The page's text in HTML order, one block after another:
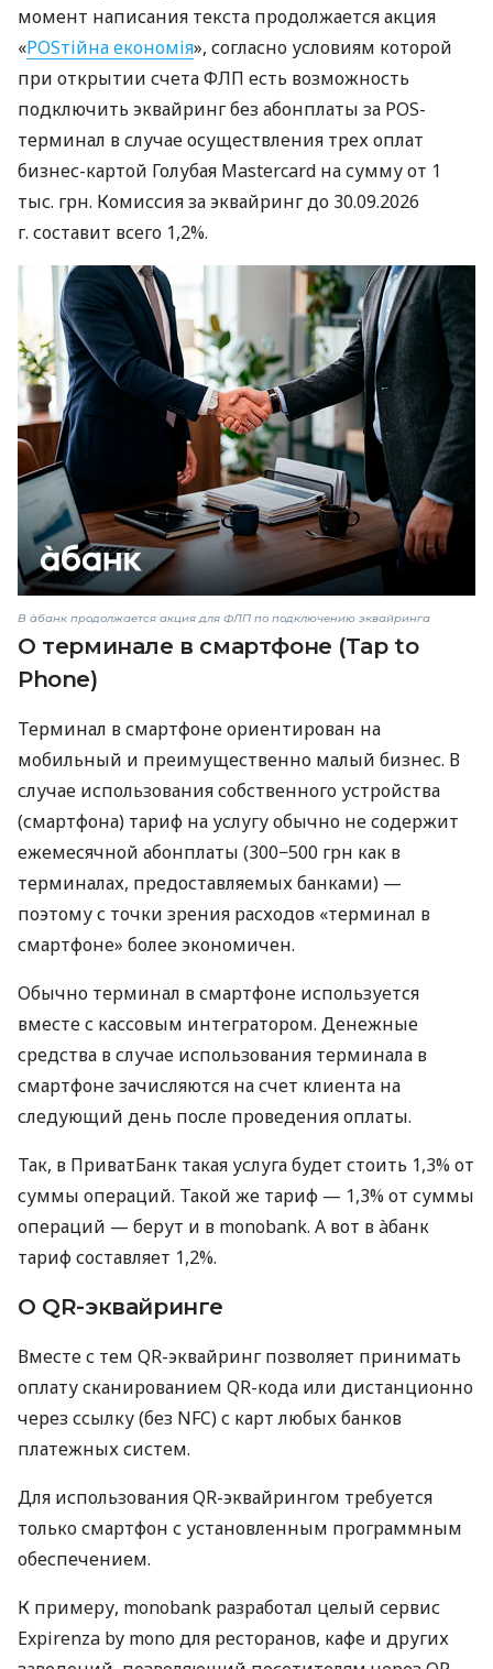
момент написания текста продолжается акция
«POSтійна економія», согласно условиям которой
при открытии счета ФЛП есть возможность
подключить эквайринг без абонплаты за POS-
терминал в случае осуществления трех оплат
бизнес-картой Голубая Mastercard на сумму от 1
тыс. грн. Комиссия за эквайринг до 30.09.2026
г. составит всего 1,2%.
В àбанк продолжается акция для ФЛП по подключению эквайринга
О терминале в смартфоне (Tap to
Phone)
Терминал в смартфоне ориентирован на
мобильный и преимущественно малый бизнес. В
случае использования собственного устройства
(смартфона) тариф на услугу обычно не содержит
ежемесячной абонплаты (300−500 грн как в
терминалах, предоставляемых банками) —
поэтому с точки зрения расходов «терминал в
смартфоне» более экономичен.
Обычно терминал в смартфоне используется
вместе с кассовым интегратором. Денежные
средства в случае использования терминала в
смартфоне зачисляются на счет клиента на
следующий день после проведения оплаты.
Так, в ПриватБанк такая услуга будет стоить 1,3% от
суммы операций. Такой же тариф — 1,3% от суммы
операций — берут и в monobank. А вот в àбанк
тариф составляет 1,2%.
О QR-эквайринге
Вместе с тем QR-эквайринг позволяет принимать
оплату сканированием QR-кода или дистанционно
через ссылку (без NFC) с карт любых банков
платежных систем.
Для использования QR-эквайрингом требуется
только смартфон с установленным программным
обеспечением.
К примеру, monobank разработал целый сервис
Expirenza by mono для ресторанов, кафе и других